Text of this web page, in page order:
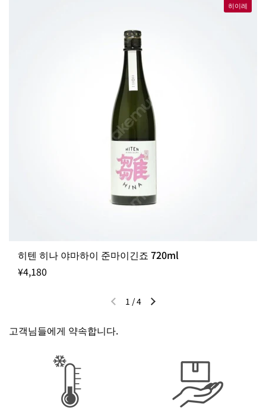
히텐 히나 야마하이 준마이긴죠 720ml
¥4,180
히이레
이전 슬라이드다음 슬라이드
1 /4
고객님들에게 약속합니다.